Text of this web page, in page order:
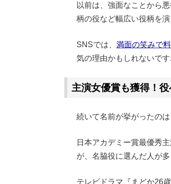
以前は、強面なことから
柄の役など幅広い役柄を演
SNSでは、 満面の笑みで
気の理由かもしれないです
主演女優賞も獲得！
続いて名前が挙がったの
日本アカデミー賞最優秀
が、名脇役に選んだ人が多
テレビドラマ『まどか26